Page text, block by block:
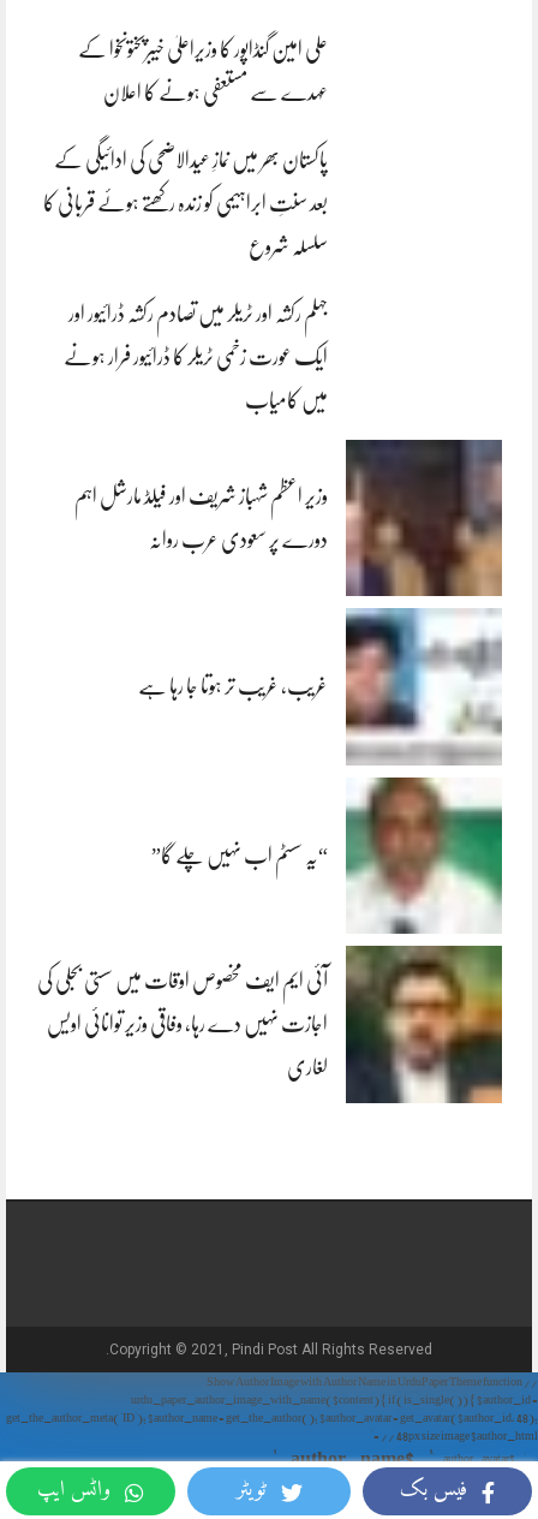
فیس بک ٹویٹر واٹس ایپ
علی امین گنڈاپور کا وزیراعلیٰ خیبرپختونخوا کے
عہدے سے مستعفی ہونے کا اعلان
پاکستان بھر میں نمازِ عیدالاضحی کی ادائیگی کے
بعد سنتِ ابراہیمی کو زندہ رکھتے ہوئے قربانی کا
سلسلہ شروع
جہلم رکشہ اور ٹریلر میں تصادم رکشہ ڈرائیور اور
ایک عورت زخمی ٹریلر کا ڈرائیور فرار ہونے
میں کامیاب
وزیر اعظم شہباز شریف اور فیلڈ مارشل اہم
دورے پر سعودی عرب روانہ
غریب، غریب تر ہوتا جا رہا ہے
“یہ سسٹم اب نہیں چلے گا”
آئی ایم ایف مخصوص اوقات میں سستی بجلی کی
اجازت نہیں دے رہا، وفاقی وزیر توانائی اویس
لغاری
Copyright © 2021, Pindi Post All Rights Reserved.
// Show Author Image with Author Name in UrduPaper Theme function
urdu_paper_author_image_with_name($content) { if (is_single()) { $author_id =
get_the_author_meta('ID'); $author_name = get_the_author(); $author_avatar = get_avatar($author_id, 48);
// 48px size image $author_html = '
' . $author_avatar . '
' . $author_name . '
'; return $author_html . $content; } return $content; } add_filter('the_content',
'urdu_paper_author_image_with_name');